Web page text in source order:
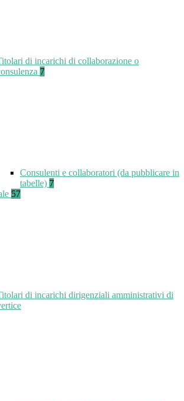
di incarichi di collaborazione o
7
Consulenti e collaboratori (da pubblicare in
tabelle) 7
57
di incarichi dirigenziali amministrativi di